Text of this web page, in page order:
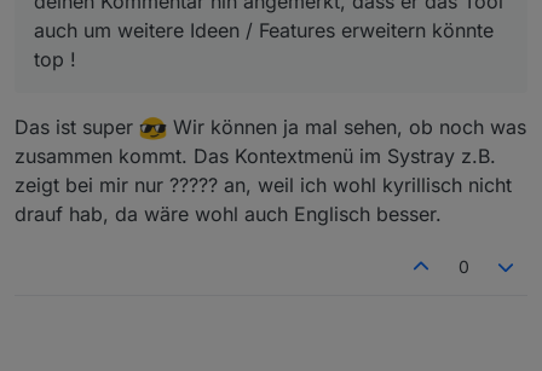
auch um weitere Ideen / Features erweitern könnte
top !
Das ist super
Wir können ja mal sehen, ob noch was
zusammen kommt. Das Kontextmenü im Systray z.B.
zeigt bei mir nur ????? an, weil ich wohl kyrillisch nicht
drauf hab, da wäre wohl auch Englisch besser.
0